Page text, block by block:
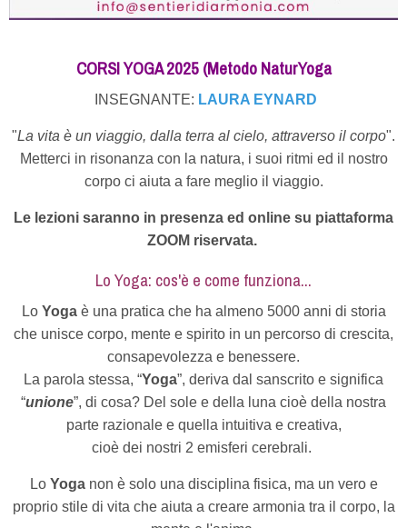
CORSI YOGA 2025 (Metodo NaturYoga
INSEGNANTE: LAURA EYNARD
"La vita è un viaggio, dalla terra al cielo, attraverso il corpo".
Metterci in risonanza con la natura, i suoi ritmi ed il nostro
corpo ci aiuta a fare meglio il viaggio.
Le lezioni saranno in presenza ed online su piattaforma
ZOOM riservata.
Lo Yoga: cos'è e come funziona...
Lo Yoga è una pratica che ha almeno 5000 anni di storia
che unisce corpo, mente e spirito in un percorso di crescita,
consapevolezza e benessere.
La parola stessa, “Yoga”, deriva dal sanscrito e significa
“unione”, di cosa? Del sole e della luna cioè della nostra
parte razionale e quella intuitiva e creativa,
cioè dei nostri 2 emisferi cerebrali.
Lo Yoganon è solo una disciplina fisica, ma un vero e
proprio stile di vita che aiuta a creare armonia tra il corpo, la